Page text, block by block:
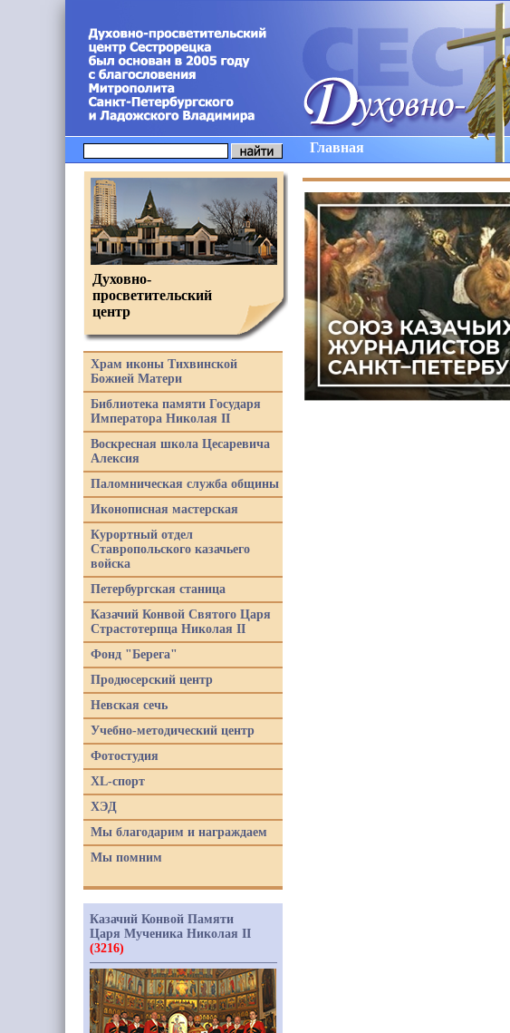
Главная
Духовно-
просветительский
центр
Храм иконы Тихвинской
Божией Матери
Библиотека памяти Государя
Императора Николая II
Воскресная школа Цесаревича
Алексия
Паломническая служба общины
Иконописная мастерская
Курортный отдел
Ставропольского казачьего
войска
Петербургская станица
Казачий Конвой Святого Царя
Страстотерпца Николая II
Фонд "Берега"
Продюсерский центр
Невская сечь
Учебно-методический центр
Фотостудия
XL-спорт
ХЭД
Мы благодарим и награждаем
Мы помним
Казачий Конвой Памяти
Царя Мученика Николая II
(3216)